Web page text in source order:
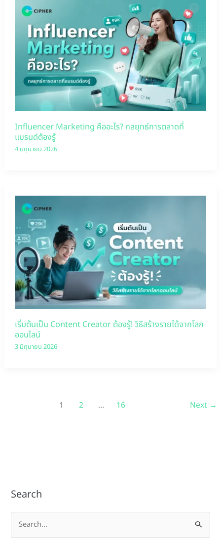
Influencer Marketing คืออะไร? กลยุทธ์การตลาดที่
แบรนด์ต้องรู้
4 มิถุนายน 2026
เริ่มต้นเป็น Content Creator ต้องรู้! วิธีสร้างรายได้จากโลก
ออนไลน์
3 มิถุนายน 2026
1 2 … 16 Next →
Search
e